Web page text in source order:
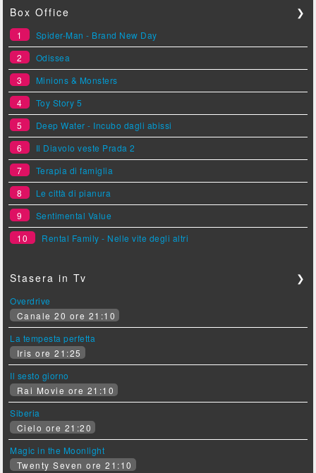
Box Office ❯
1
Spider-Man - Brand New Day
2
Odissea
3
Minions & Monsters
4
Toy Story 5
5
Deep Water - Incubo dagli abissi
6
Il Diavolo veste Prada 2
7
Terapia di famiglia
8
Le città di pianura
9
Sentimental Value
10
Rental Family - Nelle vite degli altri
Stasera in Tv ❯
Overdrive
Canale 20 ore 21:10
La tempesta perfetta
Iris ore 21:25
Il sesto giorno
Rai Movie ore 21:10
Siberia
Cielo ore 21:20
Magic in the Moonlight
Twenty Seven ore 21:10